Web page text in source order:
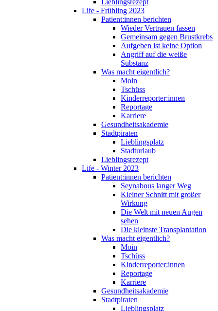
Lieblingsrezept
Life - Frühling 2023
Patient:innen berichten
Wieder Vertrauen fassen
Gemeinsam gegen Brustkrebs
Aufgeben ist keine Option
Angriff auf die weiße
Substanz
Was macht eigentlich?
Moin
Tschüss
Kinderreporter:innen
Reportage
Karriere
Gesundheitsakademie
Stadtpiraten
Lieblingsplatz
Stadturlaub
Lieblingsrezept
Life - Winter 2023
Patient:innen berichten
Seynabous langer Weg
Kleiner Schnitt mit großer
Wirkung
Die Welt mit neuen Augen
sehen
Die kleinste Transplantation
Was macht eigentlich?
Moin
Tschüss
Kinderreporter:innen
Reportage
Karriere
Gesundheitsakademie
Stadtpiraten
Lieblingsplatz